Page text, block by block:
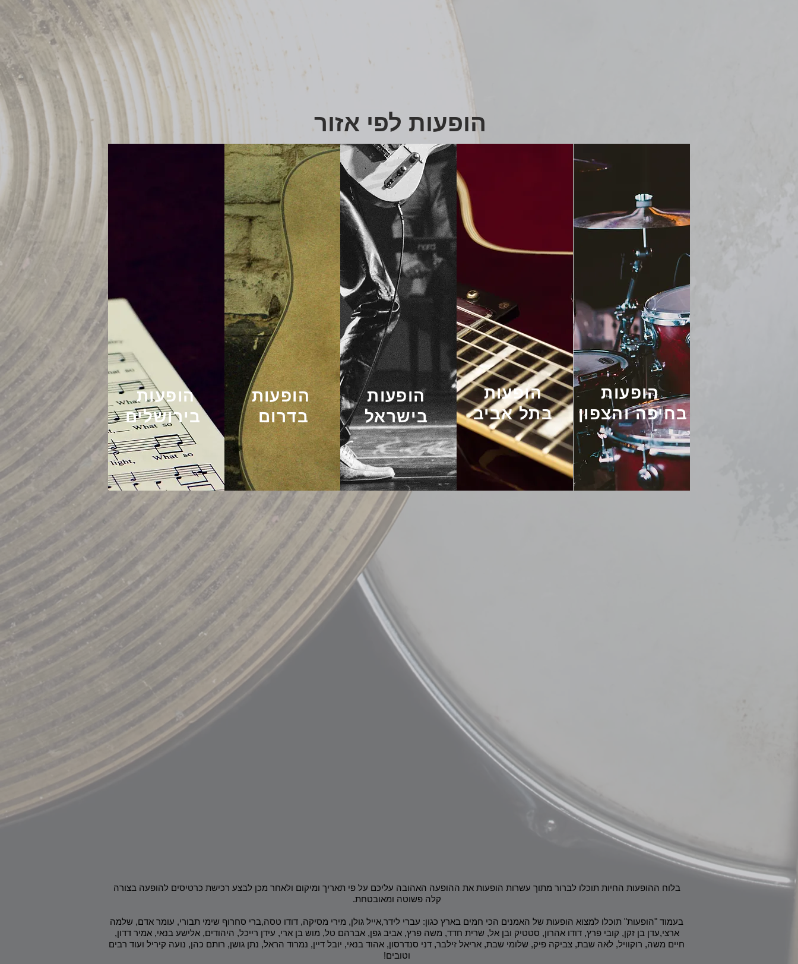
הופעות לפי אזור
בלוח ההופעות החיות תוכלו לברור מתוך עשרות הופעות את ההופעה האהובה עליכם על פי תאריך ומיקום ולאחר מכן לבצע רכישת כרטיסים להופעה בצורה
קלה פשוטה ומאובטחת.
בעמוד "הופעות" תוכלו למצוא הופעות של האמנים הכי חמים בארץ כגון: עברי לידר,אייל גולן, מירי מסיקה, דודו טסה,ברי סחרוף שימי תבורי, עומר אדם, שלמה
ארצי,עדן בן זקן, קובי פרץ, דודו אהרון, סטטיק ובן אל, שרית חדד, משה פרץ, אביב גפן, אברהם טל, מוש בן ארי, עידן רייכל, היהודים, אלישע בנאי, אמיר דדון,
חיים משה, רוקוויל, לאה שבת, צביקה פיק, שלומי שבת, אריאל זילבר, דני סנדרסון, אהוד בנאי, יובל דיין, נמרוד הראל, נתן גושן, רותם כהן, נועה קיריל ועוד רבים
וטובים!
הופעות
בירושלים
הופעות
בדרום
הופעות
בישראל
הופעות
בתל אביב
הופעות
בחיפהוהצפון